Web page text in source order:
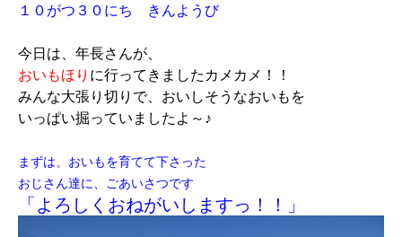
１０がつ３０にち きんようび
今日は、年長さんが、
おいもほり に行ってきましたカメカメ！！
みんな大張り切りで、おいしそうなおいもを
いっぱい掘っていましたよ～♪
まずは、おいもを育てて下さった
おじさん達に、ごあいさつです
「よろしくおねがいしますっ！！」